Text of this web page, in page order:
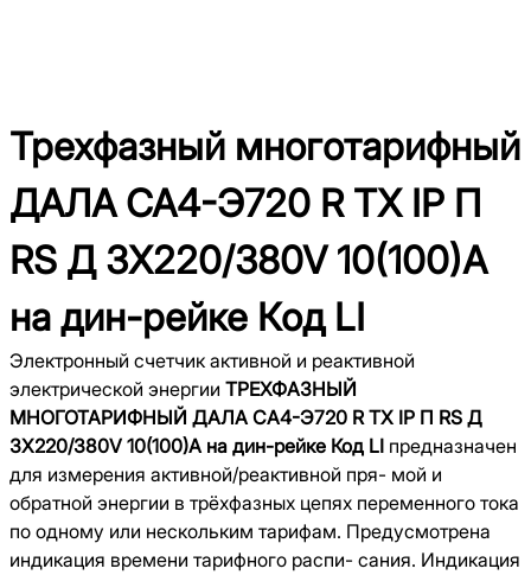
Трехфазный многотарифный
ДАЛА СА4-Э720 R ТХ IP П
RS Д 3X220/380V 10(100)A
на дин-рейке Код LI
Электронный счетчик активной и реактивной
электрической энергии ТРЕХФАЗНЫЙ
МНОГОТАРИФНЫЙ ДАЛА СА4-Э720 R ТХ IP П RS Д
3X220/380V 10(100)A на дин-рейке Код LI предназначен
для измерения активной/реактивной пря- мой и
обратной энергии в трёхфазных цепях переменного тока
по одному или нескольким тарифам. Предусмотрена
индикация времени тарифного распи- сания. Индикация